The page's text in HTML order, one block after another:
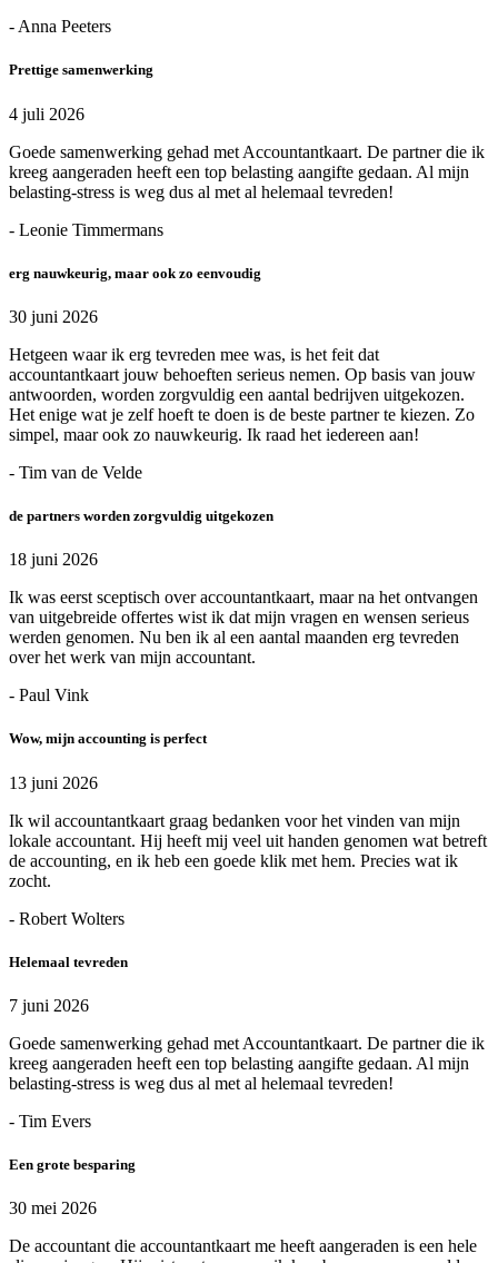
- Anna Peeters
Prettige samenwerking
4 juli 2026
Goede samenwerking gehad met Accountantkaart. De partner die ik
kreeg aangeraden heeft een top belasting aangifte gedaan. Al mijn
belasting-stress is weg dus al met al helemaal tevreden!
- Leonie Timmermans
erg nauwkeurig, maar ook zo eenvoudig
30 juni 2026
Hetgeen waar ik erg tevreden mee was, is het feit dat
accountantkaart jouw behoeften serieus nemen. Op basis van jouw
antwoorden, worden zorgvuldig een aantal bedrijven uitgekozen.
Het enige wat je zelf hoeft te doen is de beste partner te kiezen. Zo
simpel, maar ook zo nauwkeurig. Ik raad het iedereen aan!
- Tim van de Velde
de partners worden zorgvuldig uitgekozen
18 juni 2026
Ik was eerst sceptisch over accountantkaart, maar na het ontvangen
van uitgebreide offertes wist ik dat mijn vragen en wensen serieus
werden genomen. Nu ben ik al een aantal maanden erg tevreden
over het werk van mijn accountant.
- Paul Vink
Wow, mijn accounting is perfect
13 juni 2026
Ik wil accountantkaart graag bedanken voor het vinden van mijn
lokale accountant. Hij heeft mij veel uit handen genomen wat betreft
de accounting, en ik heb een goede klik met hem. Precies wat ik
zocht.
- Robert Wolters
Helemaal tevreden
7 juni 2026
Goede samenwerking gehad met Accountantkaart. De partner die ik
kreeg aangeraden heeft een top belasting aangifte gedaan. Al mijn
belasting-stress is weg dus al met al helemaal tevreden!
- Tim Evers
Een grote besparing
30 mei 2026
De accountant die accountantkaart me heeft aangeraden is een hele